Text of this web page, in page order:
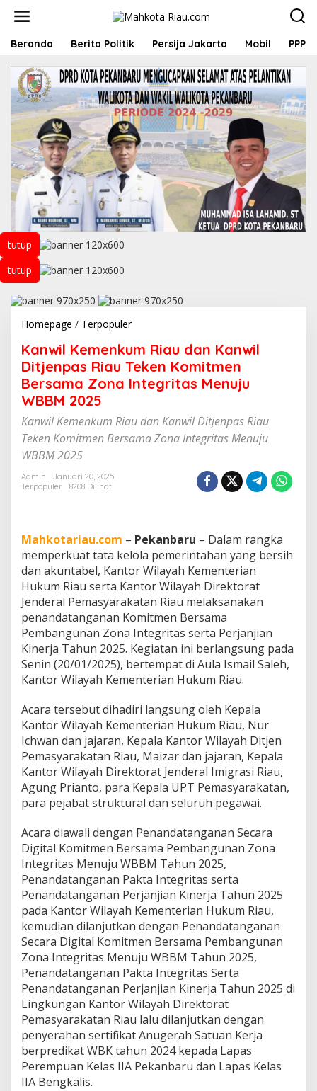
Beranda Berita Politik Persija Jakarta Mobil PPP
tutup
tutup
Homepage / TerpopulerK
n
w
l
m
e
u
d
a
n
K
a
n
w
i
l
D
i
j
n
p
a
s
R
i
a
T
e
k
e
n
K
o
m
t
m
e
n
B
e
r
s
a
m
Kanwil Kemenkum Riau dan Kanwil
Ditjenpas Riau Teken Komitmen
Bersama Zona Integritas Menuju
WBBM 2025
Kanwil Kemenkum Riau dan Kanwil Ditjenpas Riau
Teken Komitmen Bersama Zona Integritas Menuju
WBBM 2025
Admin
Januari 20, 2025
Terpopuler
8208 Dilihat
Mahkotariau.com – Pekanbaru – Dalam rangka
memperkuat tata kelola pemerintahan yang bersih
dan akuntabel, Kantor Wilayah Kementerian
Hukum Riau serta Kantor Wilayah Direktorat
Jenderal Pemasyarakatan Riau melaksanakan
penandatanganan Komitmen Bersama
Pembangunan Zona Integritas serta Perjanjian
Kinerja Tahun 2025. Kegiatan ini berlangsung pada
Senin (20/01/2025), bertempat di Aula Ismail Saleh,
Kantor Wilayah Kementerian Hukum Riau.
Acara tersebut dihadiri langsung oleh Kepala
Kantor Wilayah Kementerian Hukum Riau, Nur
Ichwan dan jajaran, Kepala Kantor Wilayah Ditjen
Pemasyarakatan Riau, Maizar dan jajaran, Kepala
Kantor Wilayah Direktorat Jenderal Imigrasi Riau,
Agung Prianto, para Kepala UPT Pemasyarakatan,
para pejabat struktural dan seluruh pegawai.
Acara diawali dengan Penandatanganan Secara
Digital Komitmen Bersama Pembangunan Zona
Integritas Menuju WBBM Tahun 2025,
Penandatanganan Pakta Integritas serta
Penandatanganan Perjanjian Kinerja Tahun 2025
pada Kantor Wilayah Kementerian Hukum Riau,
kemudian dilanjutkan dengan Penandatanganan
Secara Digital Komitmen Bersama Pembangunan
Zona Integritas Menuju WBBM Tahun 2025,
Penandatanganan Pakta Integritas Serta
Penandatanganan Perjanjian Kinerja Tahun 2025 di
Lingkungan Kantor Wilayah Direktorat
Pemasyarakatan Riau lalu dilanjutkan dengan
penyerahan sertifikat Anugerah Satuan Kerja
berpredikat WBK tahun 2024 kepada Lapas
Perempuan Kelas IIA Pekanbaru dan Lapas Kelas
IIA Bengkalis.